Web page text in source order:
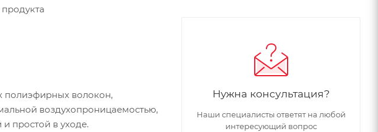
полиэфирных волокон,
воздухопроницаемостью,
простой в уходе.
Нужна консультация?
Наши специалисты ответят на любой
интересующий вопрос